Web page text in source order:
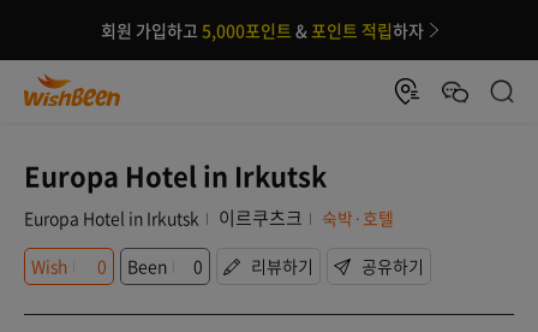
회원 가입하고 5,000포인트 &포인트 적립하자
Europa Hotel in Irkutsk
Europa Hotel in Irkutsk 이르쿠츠크
숙박·호텔
Wish
0 Been 0 리뷰하기 공유하기